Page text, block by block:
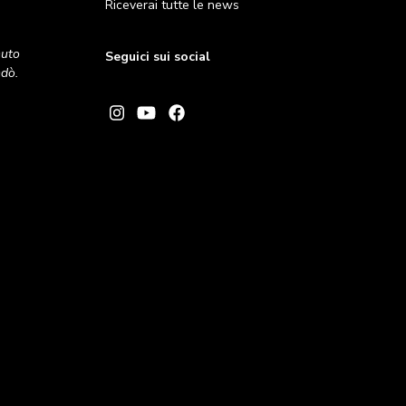
Riceverai tutte le news
Seguici sui social